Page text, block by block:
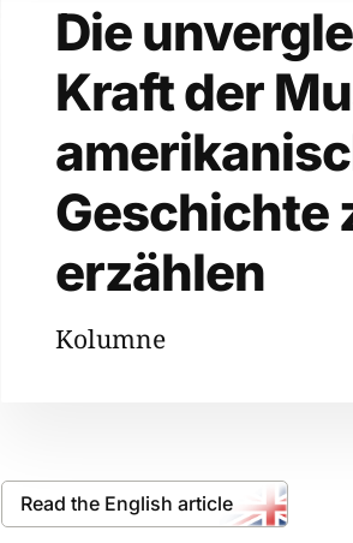
Die
Kraft der
Geschichte
erzählen
Kolumne
Read the English article